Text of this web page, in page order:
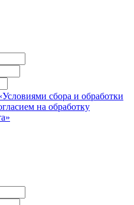
сбора и обработки
на обработку